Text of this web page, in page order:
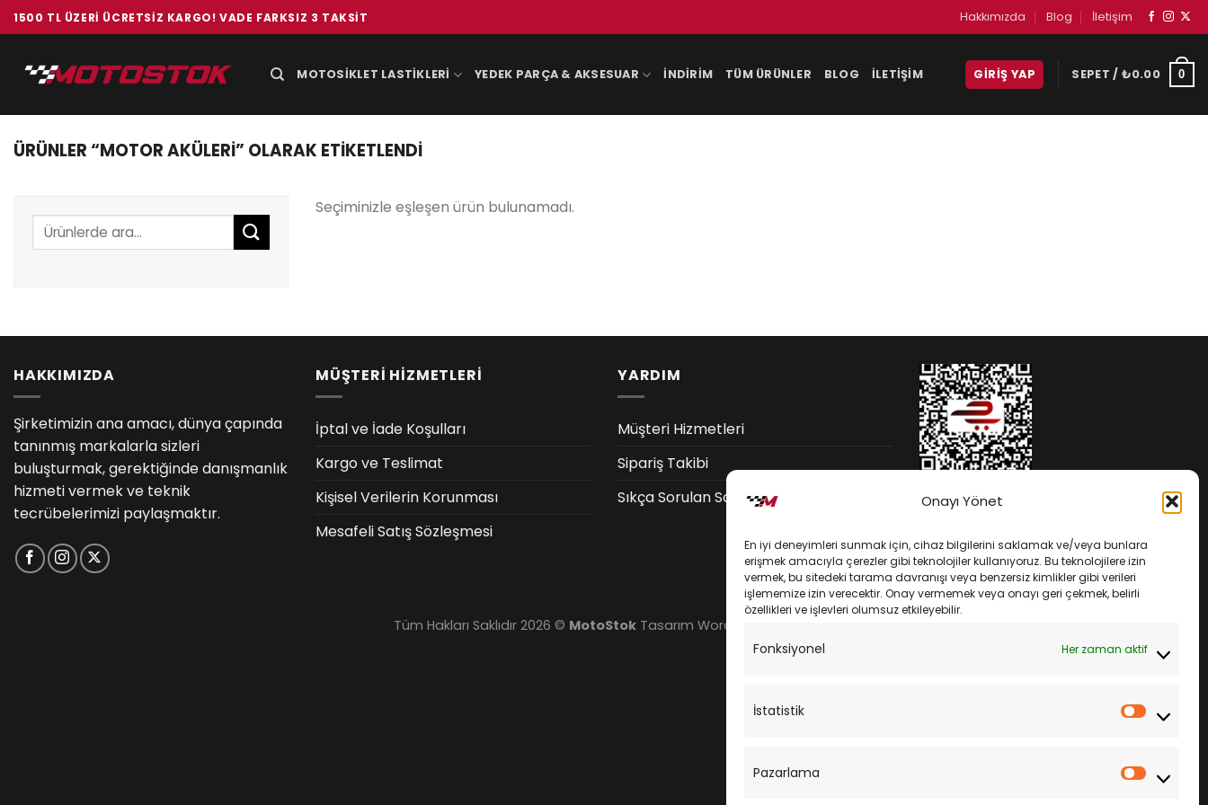
Onayı Yönet
En iyi deneyimleri sunmak için, cihaz bilgilerini saklamak ve/veya bunlara
erişmek amacıyla çerezler gibi teknolojiler kullanıyoruz. Bu teknolojilere izin
vermek, bu sitedeki tarama davranışı veya benzersiz kimlikler gibi verileri
işlememize izin verecektir. Onay vermemek veya onayı geri çekmek, belirli
özellikleri ve işlevleri olumsuz etkileyebilir.
Fonksiyonel Her zaman aktif
İstatistik İstatistik
Pazarlama
İçeriğe
atla
1500 TL ÜZERI ÜCRETSIZ KARGO! VADE FARKSIZ 3 TAKSIT Hakkımızda Blog İletişim
MOTOSIKLET LASTIKLERI YEDEK PARÇA & AKSESUAR İNDIRIM TÜM ÜRÜNLER BLOG İLETIŞIM GIRIŞ YAP SEPET / ₺0.00 0
ÜRÜNLER “MOTOR AKÜLERI” OLARAK ETIKETLENDI
Ara:
Seçiminizle eşleşen ürün bulunamadı.
HAKKIMIZDA
Şirketimizin ana amacı, dünya çapında
tanınmış markalarla sizleri
buluşturmak, gerektiğinde danışmanlık
hizmeti vermek ve teknik
tecrübelerimizi paylaşmaktır.
MÜŞTERİ HİZMETLERİ
İptal ve İade Koşulları
Kargo ve Teslimat
Kişisel Verilerin Korunması
Mesafeli Satış Sözleşmesi
YARDIM
Müşteri Hizmetleri
Sipariş Takibi
Sıkça Sorulan Sorular
Tüm Hakları Saklıdır 2026 © MotoStok Tasarım WordPress Destek